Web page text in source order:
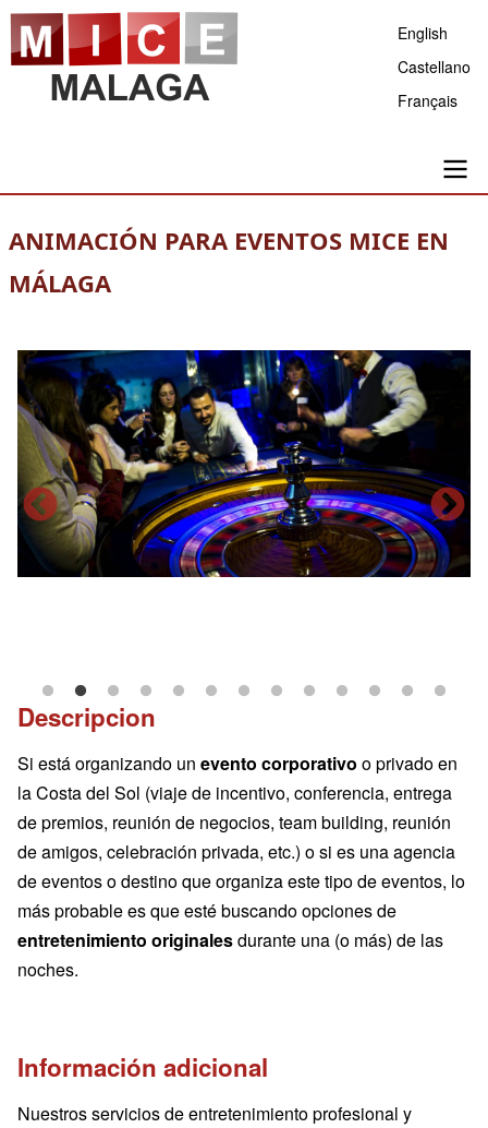
Pasar
al
contenido
principal
English
Castellano
Français
navigation
ANIMACIÓN PARA EVENTOS MICE EN
MÁLAGA
Descripcion
Si está organizando un evento corporativo o privado en
la Costa del Sol (viaje de incentivo, conferencia, entrega
de premios, reunión de negocios, team building, reunión
de amigos, celebración privada, etc.) o si es una agencia
de eventos o destino que organiza este tipo de eventos, lo
más probable es que esté buscando opciones de
entretenimiento originalesdurante una (o más) de las
noches.
Información adicional
Nuestros servicios de entretenimiento profesional y